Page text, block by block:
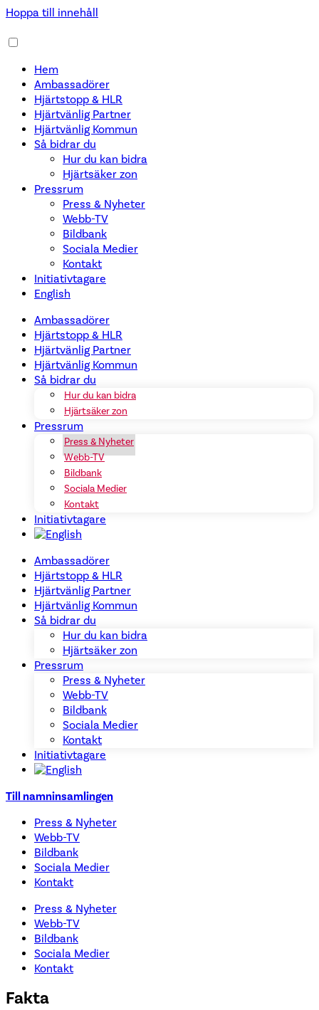
Hoppa till innehåll
Hem
Ambassadörer
Hjärtstopp & HLR
Hjärtvänlig Partner
Hjärtvänlig Kommun
Så bidrar du
Hur du kan bidra
Hjärtsäker zon
Pressrum
Press & Nyheter
Webb-TV
Bildbank
Sociala Medier
Kontakt
Initiativtagare
English
Ambassadörer
Hjärtstopp & HLR
Hjärtvänlig Partner
Hjärtvänlig Kommun
Så bidrar du
Hur du kan bidra
Hjärtsäker zon
Pressrum
Press & Nyheter
Webb-TV
Bildbank
Sociala Medier
Kontakt
Initiativtagare
Ambassadörer
Hjärtstopp & HLR
Hjärtvänlig Partner
Hjärtvänlig Kommun
Så bidrar du
Hur du kan bidra
Hjärtsäker zon
Pressrum
Press & Nyheter
Webb-TV
Bildbank
Sociala Medier
Kontakt
Initiativtagare
Till namninsamlingen
Press & Nyheter
Webb-TV
Bildbank
Sociala Medier
Kontakt
Press & Nyheter
Webb-TV
Bildbank
Sociala Medier
Kontakt
Fakta